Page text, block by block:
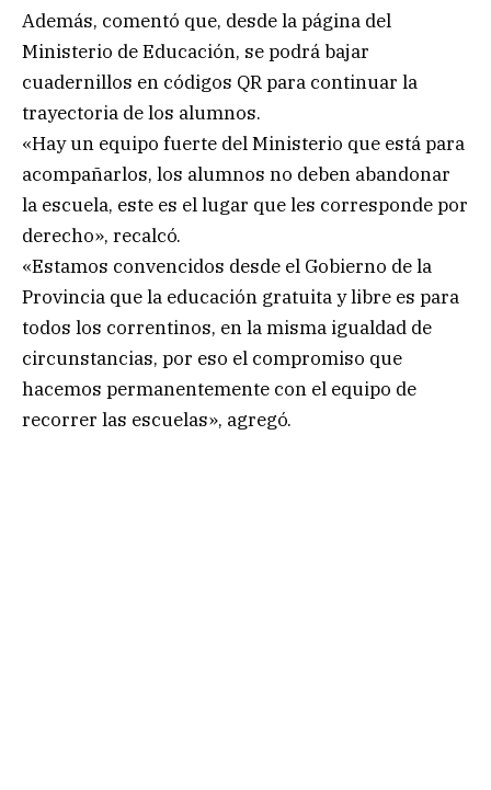
Además, comentó que, desde la página del
Ministerio de Educación, se podrá bajar
cuadernillos en códigos QR para continuar la
trayectoria de los alumnos.
«Hay un equipo fuerte del Ministerio que está para
acompañarlos, los alumnos no deben abandonar
la escuela, este es el lugar que les corresponde por
derecho», recalcó.
«Estamos convencidos desde el Gobierno de la
Provincia que la educación gratuita y libre es para
todos los correntinos, en la misma igualdad de
circunstancias, por eso el compromiso que
hacemos permanentemente con el equipo de
recorrer las escuelas», agregó.